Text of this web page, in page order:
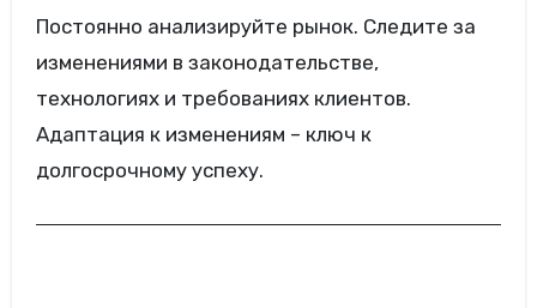
Постоянно анализируйте рынок. Следите за
изменениями в законодательстве,
технологиях и требованиях клиентов.
Адаптация к изменениям – ключ к
долгосрочному успеху.